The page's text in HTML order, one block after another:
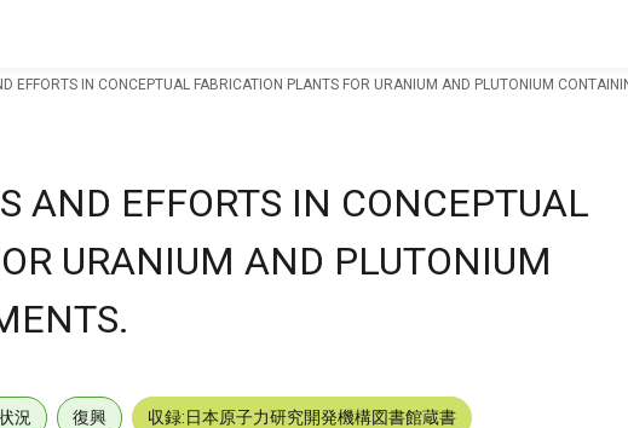
EFFORTS IN CONCEPTUAL FABRICATION PLANTS FOR URANIUM AND PLUTONIUM
AND EFFORTS IN CONCEPTUAL
URANIUM AND PLUTONIUM
況 復興 収録:日本原子力研究開発機構図書館蔵書